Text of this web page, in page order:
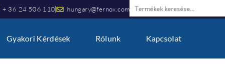
+ 36 24 506 110 hungary@fernox.com
Gyakori Kérdések Rólunk Kapcsolat